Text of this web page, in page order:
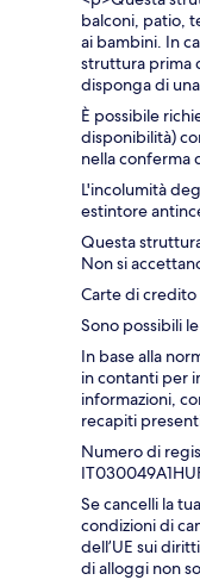
balconi, patio,
ai bambini. In
struttura prima
disponga di
È possibile
disponibilità)
nella conferma
L'incolumità
estintore
Questa
Non si
Carte di
Sono possibili
In base alla
in contanti per
informazioni,
recapiti
Numero di
Se cancelli la
condizioni di
dell’UE sui
di alloggi non